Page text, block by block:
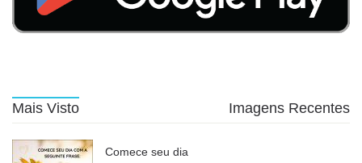
Mais Visto Imagens Recentes
Comece seu dia